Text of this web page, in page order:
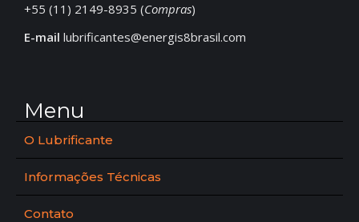
+55 (11) 2149-8935 (Compras)
E-mail lubrificantes@energis8brasil.com
Menu
O Lubrificante
Informações Técnicas
Contato